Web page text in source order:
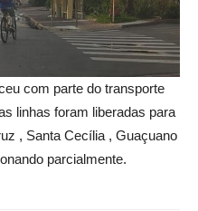
com parte do transporte
linhas foram liberadas para
, Santa Cecília , Guaçuano
parcialmente.